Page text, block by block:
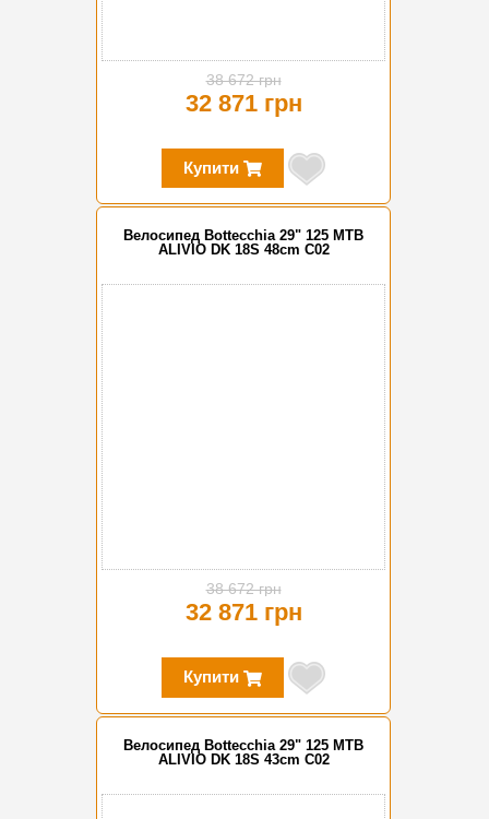
38 672 грн
32 871 грн
Купити
Велосипед Bottecchia 29" 125 MTB
ALIVIO DK 18S 48cm C02
38 672 грн
32 871 грн
Купити
Велосипед Bottecchia 29" 125 MTB
ALIVIO DK 18S 43cm C02